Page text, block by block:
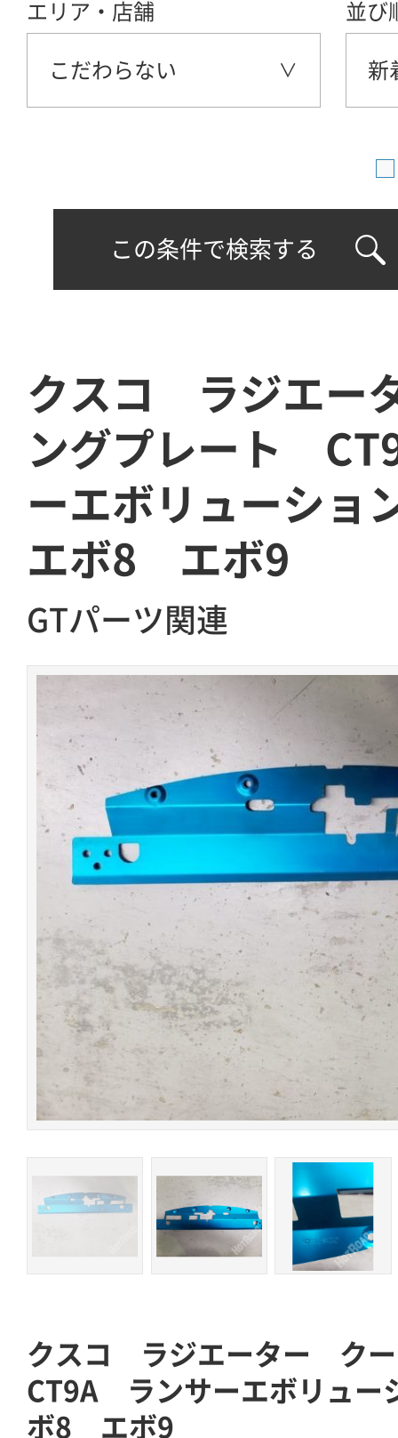
エリア・店舗
こだわらない
並び
新
この条件で検索する
クスコ ラジエー
ングプレート
ーエボリューシ
エボ8 エボ9
GTパーツ関連
クスコ ラジエーター ク
CT9A ランサーエボリュ
ボ8 エボ9